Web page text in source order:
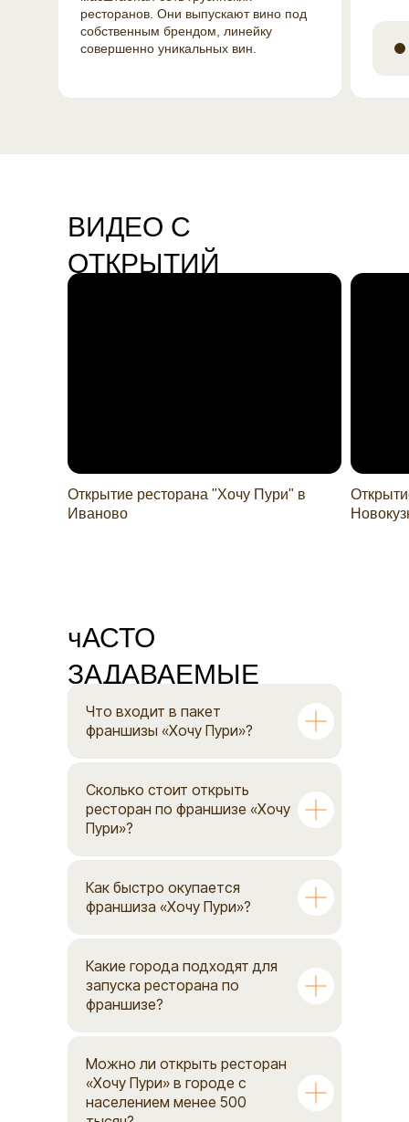
ресторанов. Они выпускают вино под
собственным брендом, линейку
совершенно уникальных вин.
ВИДЕО С
ОТКРЫТИЙ
Открытие ресторана "Хочу Пури" в
Иваново
чАСТО
ЗАДАВАЕМЫЕ
ВОПРОСЫ
Что входит в пакет
франшизы «Хочу Пури»?
Сколько стоит открыть
ресторан по франшизе «Хочу
Пури»?
Как быстро окупается
франшиза «Хочу Пури»?
Какие города подходят для
запуска ресторана по
франшизе?
Можно ли открыть ресторан
«Хочу Пури» в городе с
населением менее 500